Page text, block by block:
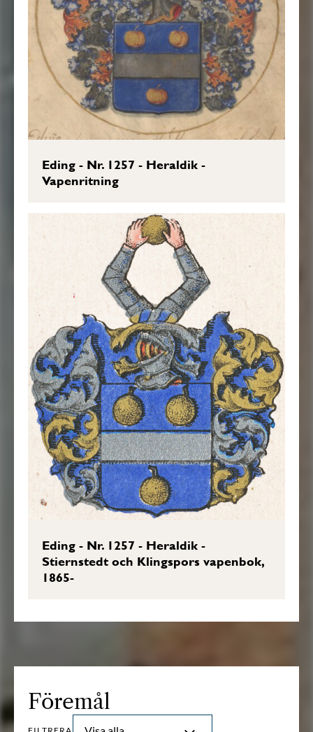
Eding - Nr. 1257 - Heraldik -
Vapenritning
Eding - Nr. 1257 - Heraldik -
Stiernstedt och Klingspors vapenbok,
1865-
Föremål